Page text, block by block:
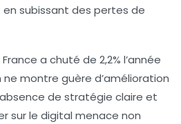
subissant des pertes de
a chuté de 2,2% l’année
montre guère d’amélioration
de stratégie claire et
sur le digital menace non